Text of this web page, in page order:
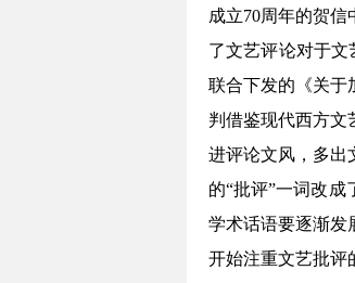
成立70周年的贺
了文艺评论对于文
联合下发的《关于
判借鉴现代西方文
进评论文风，多出
的“批评”一词改
学术话语要逐渐发
开始注重文艺批评